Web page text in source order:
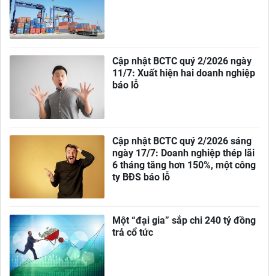
Cập nhật BCTC quý 2/2026 ngày
11/7: Xuất hiện hai doanh nghiệp
báo lỗ
Cập nhật BCTC quý 2/2026 sáng
ngày 17/7: Doanh nghiệp thép lãi
6 tháng tăng hơn 150%, một công
ty BĐS báo lỗ
Một “đại gia” sắp chi 240 tỷ đồng
trả cổ tức